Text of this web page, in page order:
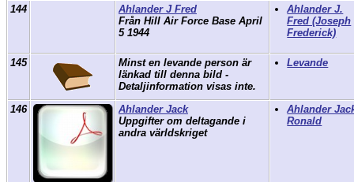
144
Ahlander J Fred
Från Hill Air Force Base April
5 1944
Ahlander J.
Fred (Joseph
Frederick)
145
Minst en levande person är
länkad till denna bild -
Detaljinformation visas inte.
Levande
146
Ahlander Jack
Uppgifter om deltagande i
andra världskriget
Ahlander
Ronald